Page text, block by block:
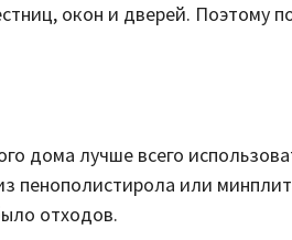
окон и дверей. Поэтому
дома лучше всего
пенополистирола или
отходов.